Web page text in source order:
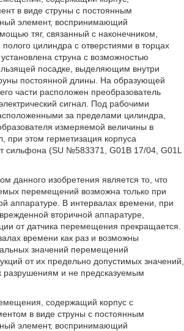
в виде струны с постоянным
элемент, воспринимающий
тяг, связанный с наконечником,
цилиндра с отверстиями в торцах
струна с возможностью
посадке, выделяющим внутри
постоянной длины. На образующей
части расположен преобразователь
сигнал. Под рабочими
за пределами цилиндра,
измеряемой величины в
при этом герметизация корпуса
сильфона (SU №583371, G01B 17/04, G01L
данного изобретения является то, что
перемещений возможна только при
аппаратуре. В интервалах времени, при
вторичной аппаратуре,
от датчика перемещения прекращается.
времени как раз и возможны
значений перемещений
от их предельно допустимых значений,
разрушениям и не предсказуемым
содержащий корпус с
в виде струны с постоянным
элемент, воспринимающий